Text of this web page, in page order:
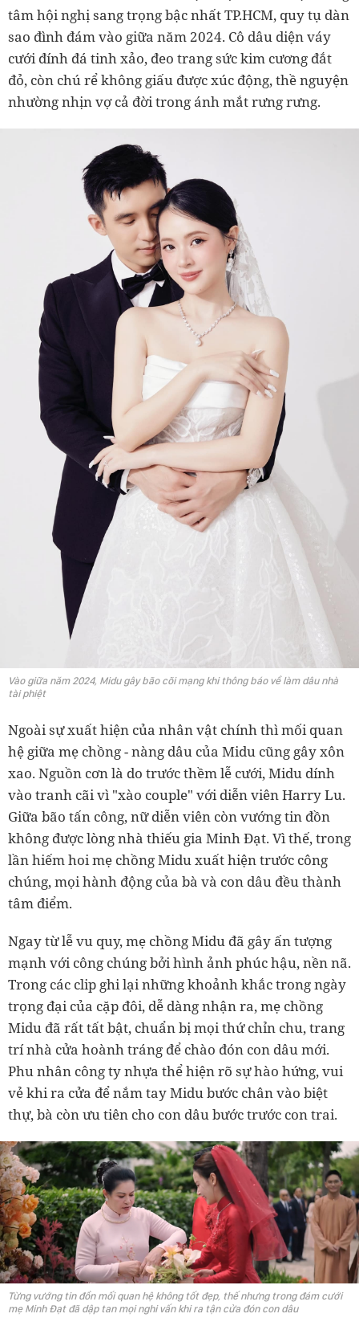
tâm hội nghị sang trọng bậc nhất TP.HCM, quy tụ dàn
sao đình đám vào giữa năm 2024. Cô dâu diện váy
cưới đính đá tinh xảo, đeo trang sức kim cương đắt
đỏ, còn chú rể không giấu được xúc động, thề nguyện
nhường nhịn vợ cả đời trong ánh mắt rưng rưng.
Vào giữa năm 2024, Midu gây bão cõi mạng khi thông báo về làm dâu nhà
tài phiệt
Ngoài sự xuất hiện của nhân vật chính thì mối quan
hệ giữa mẹ chồng - nàng dâu của Midu cũng gây xôn
xao. Nguồn cơn là do trước thềm lễ cưới, Midu dính
vào tranh cãi vì "xào couple" với diễn viên Harry Lu.
Giữa bão tấn công, nữ diễn viên còn vướng tin đồn
không được lòng nhà thiếu gia Minh Đạt. Vì thế, trong
lần hiếm hoi mẹ chồng Midu xuất hiện trước công
chúng, mọi hành động của bà và con dâu đều thành
tâm điểm.
Ngay từ lễ vu quy, mẹ chồng Midu đã gây ấn tượng
mạnh với công chúng bởi hình ảnh phúc hậu, nền nã.
Trong các clip ghi lại những khoảnh khắc trong ngày
trọng đại của cặp đôi, dễ dàng nhận ra, mẹ chồng
Midu đã rất tất bật, chuẩn bị mọi thứ chỉn chu, trang
trí nhà cửa hoành tráng để chào đón con dâu mới.
Phu nhân công ty nhựa thể hiện rõ sự hào hứng, vui
vẻ khi ra cửa để nắm tay Midu bước chân vào biệt
thự, bà còn ưu tiên cho con dâu bước trước con trai.
Từng vướng tin đồn mối quan hệ không tốt đẹp, thế nhưng trong đám cưới
mẹ Minh Đạt đã dập tan mọi nghi vấn khi ra tận cửa đón con dâu